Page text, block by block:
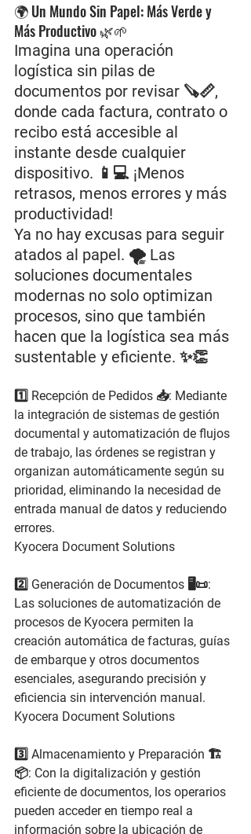
🌍 Un Mundo Sin Papel: Más Verde y
Más Productivo 🌿🌱
Imagina una operación
logística sin pilas de
documentos por revisar 🪚📏,
donde cada factura, contrato o
recibo está accesible al
instante desde cualquier
dispositivo. 📱💻 ¡Menos
retrasos, menos errores y más
productividad!
Ya no hay excusas para seguir
atados al papel. 🌪️ Las
soluciones documentales
modernas no solo optimizan
procesos, sino que también
hacen que la logística sea más
sustentable y eficiente. ✨👏
1️⃣ Recepción de Pedidos 📥: Mediante
la integración de sistemas de gestión
documental y automatización de flujos
de trabajo, las órdenes se registran y
organizan automáticamente según su
prioridad, eliminando la necesidad de
entrada manual de datos y reduciendo
errores.
Kyocera Document Solutions
2️⃣ Generación de Documentos 🖥️📜:
Las soluciones de automatización de
procesos de Kyocera permiten la
creación automática de facturas, guías
de embarque y otros documentos
esenciales, asegurando precisión y
eficiencia sin intervención manual.
Kyocera Document Solutions
3️⃣ Almacenamiento y Preparación 🏗️
📦: Con la digitalización y gestión
eficiente de documentos, los operarios
pueden acceder en tiempo real a
información sobre la ubicación de